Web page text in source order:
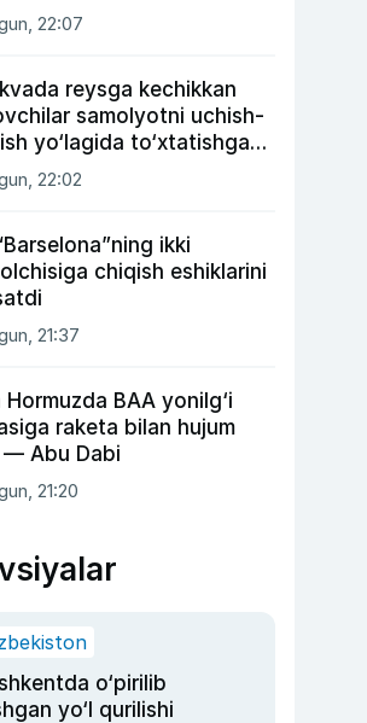
ustun keldi,
durang qayd etdi
22:07
reysga kechikkan
samolyotni uchish-
yo‘lagida to‘xtatishga
(video)
22:02
ikki
chiqish eshiklarini
21:37
Hormuzda BAA yonilg‘i
raketa bilan hujum
— Abu Dabi
21:20
o‘pirilib
yo‘l qurilishi